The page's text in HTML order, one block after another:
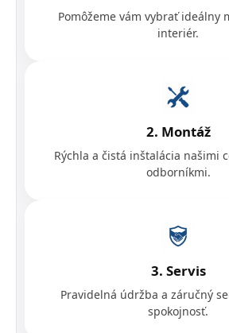
Pomôžeme vám vybrať ideálny
interiér.
2. Montáž
Rýchla a čistá inštalácia našimi
odborníkmi.
3. Servis
Pravidelná údržba a záručný
spokojnosť.